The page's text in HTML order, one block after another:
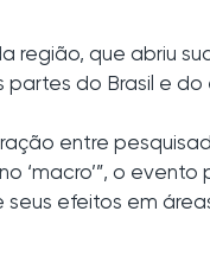
região, que abriu
do Brasil e do
entre
‘macro’”, o evento
efeitos em